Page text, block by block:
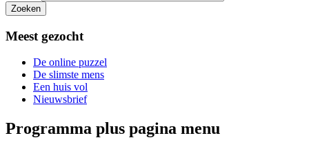
Zoeken
Meest gezocht
De online puzzel
De slimste mens
Een huis vol
Nieuwsbrief
Programma plus pagina menu